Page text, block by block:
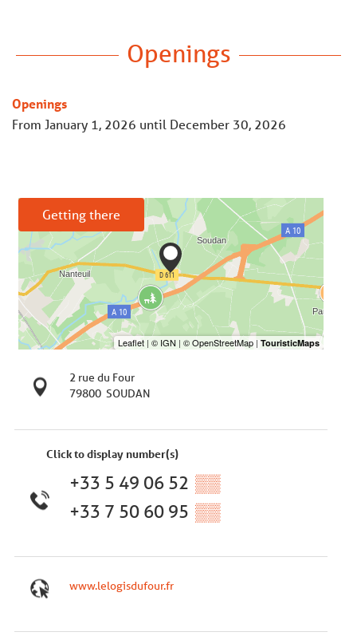
Openings
Openings
From January 1, 2026 until December 30, 2026
Getting there
2 rue du Four
79800 SOUDAN
Click to display number(s)
+33 5 49 06 52 ▒▒
+33 7 50 60 95 ▒▒
www.lelogisdufour.fr